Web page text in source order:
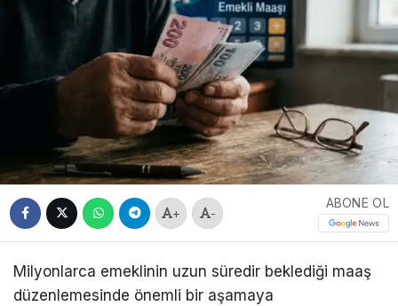
+ -
ABONE OL
Milyonlarca emeklinin uzun süredir beklediği maaş
düzenlemesinde önemli bir aşamaya